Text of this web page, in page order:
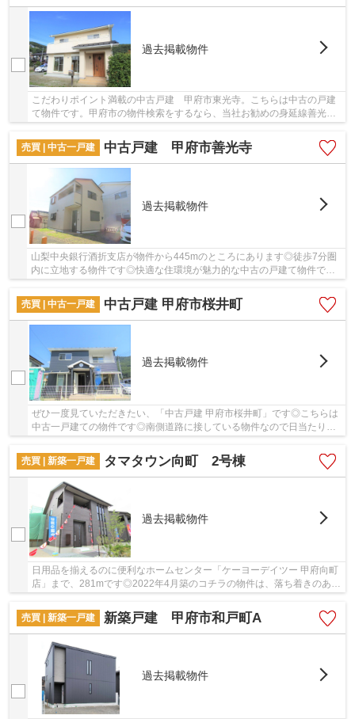
過去掲載物件
こだわりポイント満載の中古戸建 甲府市東光寺。こちらは中古の戸建
て物件です。甲府市の物件検索をするなら、当社お勧めの身延線善光寺
売買 | 中古一戸建
中古戸建 甲府市善光寺
過去掲載物件
山梨中央銀行酒折支店が物件から445mのところにあります◎徒歩7分圏
内に立地する物件です◎快適な住環境が魅力的な中古の戸建て物件で充
売買 | 中古一戸建
中古戸建 甲府市桜井町
過去掲載物件
ぜひ一度見ていただきたい、「中古戸建 甲府市桜井町」です◎こちらは
中古一戸建ての物件です◎南側道路に接している物件なので日当たりが
売買 | 新築一戸建
タマタウン向町 2号棟
過去掲載物件
日用品を揃えるのに便利なホームセンター「ケーヨーデイツー 甲府向町
店」まで、281mです◎2022年4月築のコチラの物件は、落ち着きのある
室内が魅力的です◎新築戸建ての物件は、室内の...
売買 | 新築一戸建
新築戸建 甲府市和戸町A
過去掲載物件